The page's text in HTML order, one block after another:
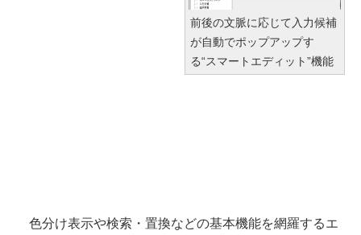
前後の文脈に応じて入力候補
が自動でポップアップす
る“スマートエディット”機能
色分け表示や検索・置換などの基本機能を網羅するエ